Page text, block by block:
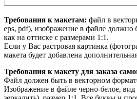
Требования к макетам: файл в
eps, pdf), изображение в файле
как на оттиске с размерами 1:1.
Если у Вас растровая картинка
макета будет добавлена
Требования к макету для заказа
Файл должен быть в векторном
Изображение в файле черно-белое, вид